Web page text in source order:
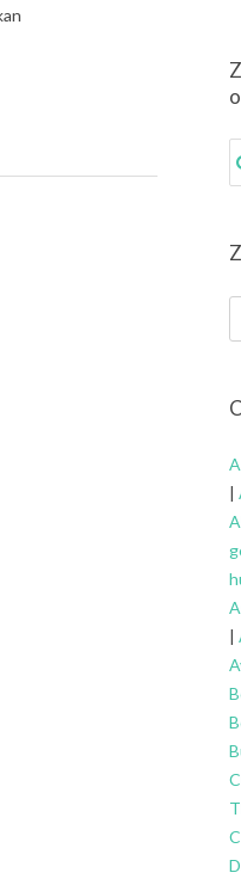
|
|